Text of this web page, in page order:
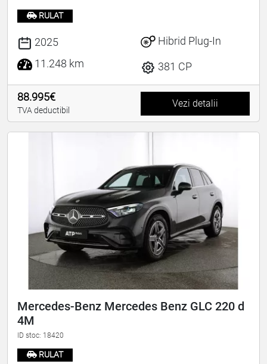
RULAT
2025
11.248 km
Hibrid Plug-In
381 CP
88.995€
TVA deductibil
Vezi detalii
Mercedes-Benz Mercedes Benz GLC 220 d
4M
ID stoc: 18420
RULAT